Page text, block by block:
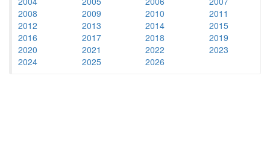
2008
2009 2010
2011
2012
2013 2014
2015
2016
2017 2018
2019
2020
2021 2022
2023
2024
2025 2026